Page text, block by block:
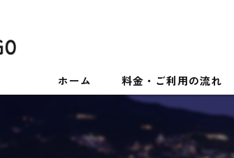
ホーム 料金・ご利用の流れ